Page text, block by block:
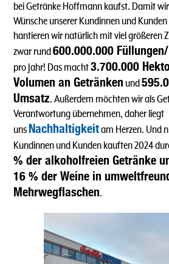
bei Getränke Hoffmann kaufst. Damit
Wünsche unserer Kundinnen und
hantieren wir natürlich mit viel größeren
zwar rund600.000.000
pro Jahr! Das macht3.700.000
Volumen an Getränken und
Umsatz. Außerdem möchten wir als
Verantwortung übernehmen, daher liegt
uns Nachhaltigkeitam Herzen. Und
Kundinnen und Kunden kauften 2024
% der alkoholfreien Getränke
16 % der Weine in
Mehrwegflaschen.